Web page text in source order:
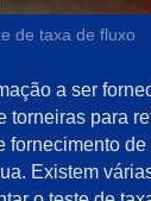
de taxa de fluxo
a ser
torneiras para
fornecimento
Existem